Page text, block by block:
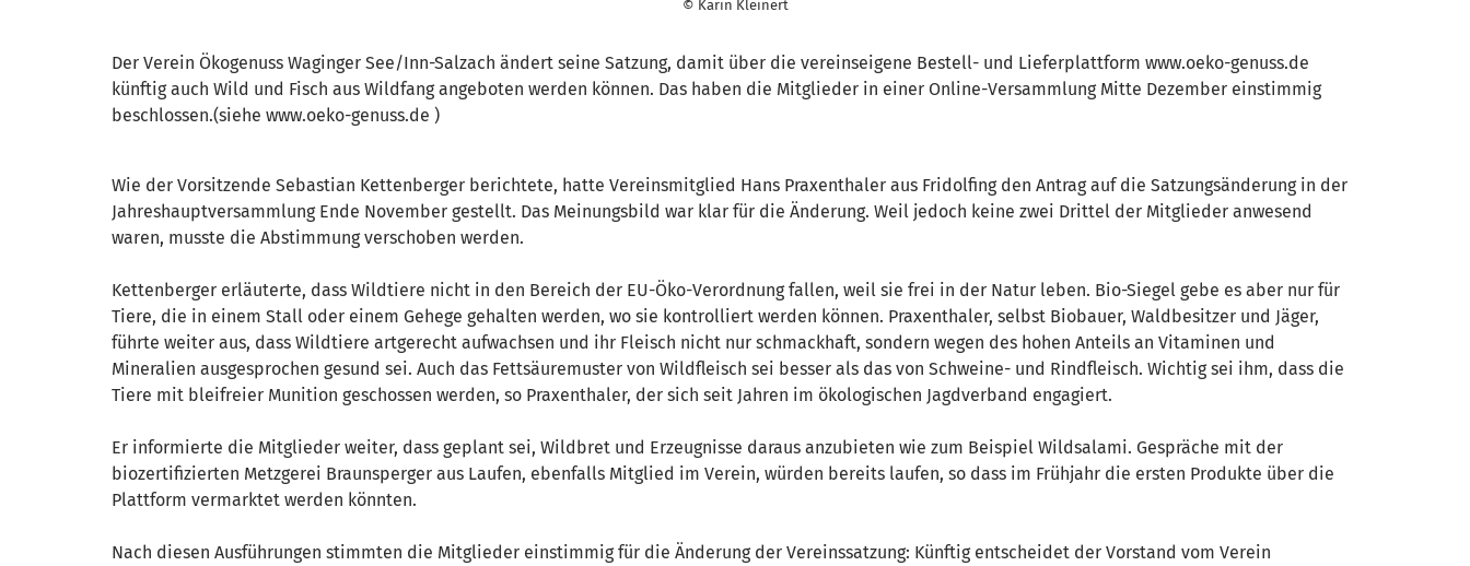
© Karin Kleinert
Der Verein Ökogenuss Waginger See/Inn-Salzach ändert seine Satzung, damit über die vereinseigene Bestell- und Lieferplattform www.oeko-genuss.de
künftig auch Wild und Fisch aus Wildfang angeboten werden können. Das haben die Mitglieder in einer Online-Versammlung Mitte Dezember einstimmig
beschlossen.(siehe www.oeko-genuss.de )
Wie der Vorsitzende Sebastian Kettenberger berichtete, hatte Vereinsmitglied Hans Praxenthaler aus Fridolfing den Antrag auf die Satzungsänderung in der
Jahreshauptversammlung Ende November gestellt. Das Meinungsbild war klar für die Änderung. Weil jedoch keine zwei Drittel der Mitglieder anwesend
waren, musste die Abstimmung verschoben werden.
Kettenberger erläuterte, dass Wildtiere nicht in den Bereich der EU-Öko-Verordnung fallen, weil sie frei in der Natur leben. Bio-Siegel gebe es aber nur für
Tiere, die in einem Stall oder einem Gehege gehalten werden, wo sie kontrolliert werden können. Praxenthaler, selbst Biobauer, Waldbesitzer und Jäger,
führte weiter aus, dass Wildtiere artgerecht aufwachsen und ihr Fleisch nicht nur schmackhaft, sondern wegen des hohen Anteils an Vitaminen und
Mineralien ausgesprochen gesund sei. Auch das Fettsäuremuster von Wildfleisch sei besser als das von Schweine- und Rindfleisch. Wichtig sei ihm, dass die
Tiere mit bleifreier Munition geschossen werden, so Praxenthaler, der sich seit Jahren im ökologischen Jagdverband engagiert.
Er informierte die Mitglieder weiter, dass geplant sei, Wildbret und Erzeugnisse daraus anzubieten wie zum Beispiel Wildsalami. Gespräche mit der
biozertifizierten Metzgerei Braunsperger aus Laufen, ebenfalls Mitglied im Verein, würden bereits laufen, so dass im Frühjahr die ersten Produkte über die
Plattform vermarktet werden könnten.
Nach diesen Ausführungen stimmten die Mitglieder einstimmig für die Änderung der Vereinssatzung: Künftig entscheidet der Vorstand vom Verein